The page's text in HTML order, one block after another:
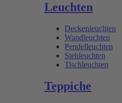
Leuchten
Deckenleuchten
Wandleuchten
Pendelleuchten
Stehleuchten
Tischleuchten
Teppiche